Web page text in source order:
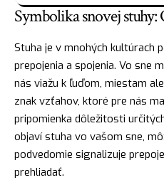
Symbolika snovej
Stuha je v mnohých kultúrach
prepojenia a spojenia. Vo sne
nás viažu k ľuďom, miestam
znak vzťahov, ktoré pre nás
pripomienka dôležitosti
objaví stuha vo vašom sne,
podvedomie signalizuje
prehliadať.